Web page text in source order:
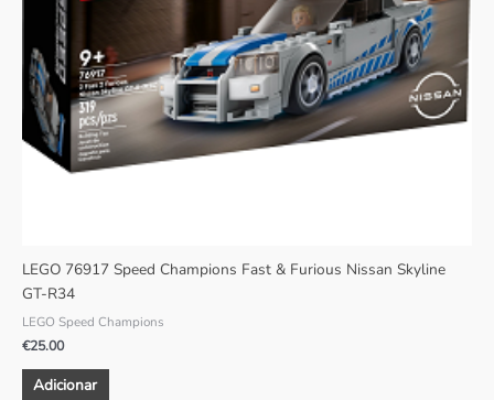
LEGO 76917 Speed Champions Fast & Furious Nissan Skyline
GT-R34
LEGO Speed Champions
€25.00
Adicionar